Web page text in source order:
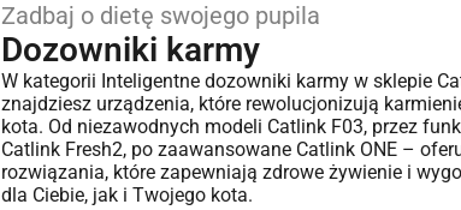
Zadbaj o dietę swojego pupila
Dozowniki karmy
W kategorii Inteligentne dozowniki karmy w sklepie
znajdziesz urządzenia, które rewolucjonizują
kota. Od niezawodnych modeli Catlink F03, przez
Catlink Fresh2, po zaawansowane Catlink ONE –
rozwiązania, które zapewniają zdrowe żywienie i
dla Ciebie, jak i Twojego kota.